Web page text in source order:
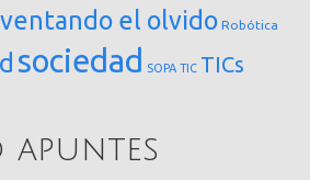
el olvido Robótica
sociedad SOPA TIC TICs
apuntes